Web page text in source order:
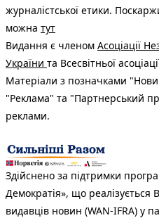
журналістської етики.
можна тут
Видання є членом Асоціації
України та Всесвітньої
Матеріали з позначками
"Реклама" та "Партнерський
реклами.
Здійснено за підтримки
Демократія», що реалізується
видавців новин (WAN-IFRA) у